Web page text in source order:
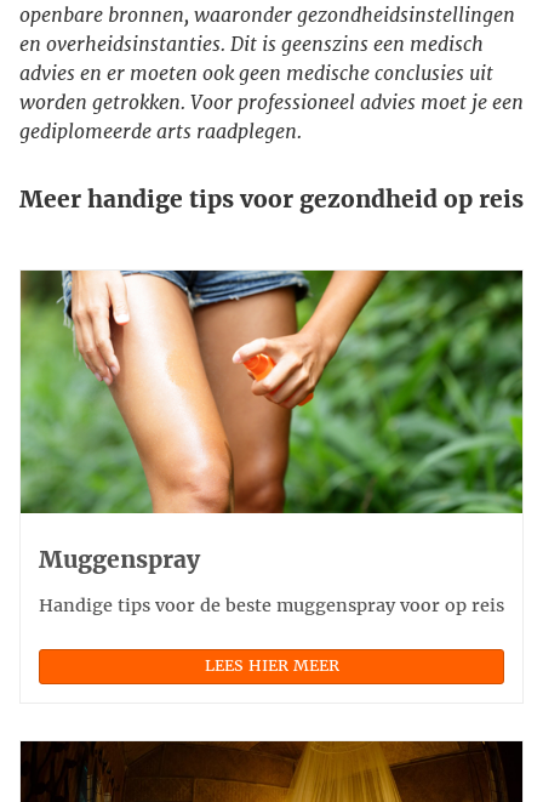
openbare bronnen, waaronder gezondheidsinstellingen
en overheidsinstanties. Dit is geenszins een medisch
advies en er moeten ook geen medische conclusies uit
worden getrokken. Voor professioneel advies moet je een
gediplomeerde arts raadplegen.
Meer handige tips voor gezondheid op reis
Muggenspray
Handige tips voor de beste muggenspray voor op reis
LEES HIER MEER